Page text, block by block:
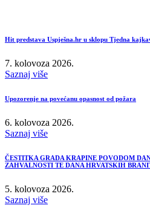
Hit predstava Uspješna.hr u sklopu Tjedna
7. kolovoza 2026.
Saznaj više
Upozorenje na povećanu opasnost od požara
6. kolovoza 2026.
Saznaj više
ČESTITKA GRADA KRAPINE POVODOM
ZAHVALNOSTI TE DANA HRVATSKIH
5. kolovoza 2026.
Saznaj više